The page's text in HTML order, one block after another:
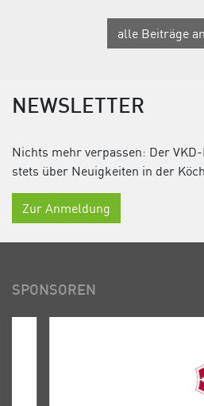
alle Beiträge
NEWSLETTER
Nichts mehr verpassen: Der
stets über Neuigkeiten in der
Zur Anmeldung
SPONSOREN